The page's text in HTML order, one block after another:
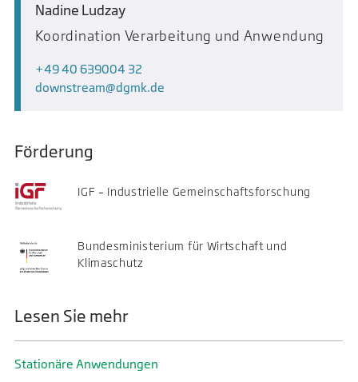
Nadine Ludzay
Koordination Verarbeitung und Anwendung
+49 40 639004 32
downstream
dgmk.de
Förderung
IGF – Industrielle Gemeinschaftsforschung
Bundesministerium für Wirtschaft und
Klimaschutz
Lesen Sie mehr
Stationäre Anwendungen